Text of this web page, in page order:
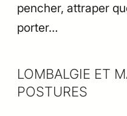
pencher, attraper
porter…
LOMBALGIE ET
POSTURES